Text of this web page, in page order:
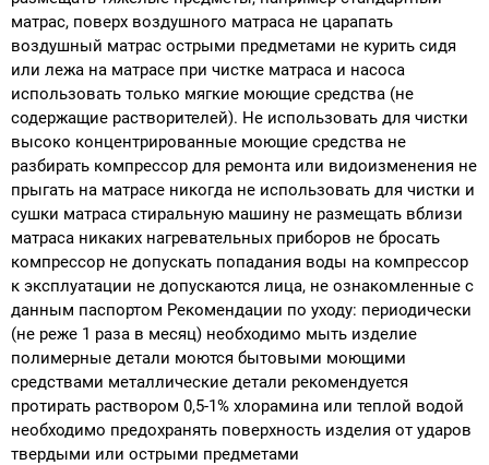
матрас, поверх воздушного матраса не царапать
воздушный матрас острыми предметами не курить сидя
или лежа на матрасе при чистке матраса и насоса
использовать только мягкие моющие средства (не
содержащие растворителей). Не использовать для чистки
высоко концентрированные моющие средства не
разбирать компрессор для ремонта или видоизменения не
прыгать на матрасе никогда не использовать для чистки и
сушки матраса стиральную машину не размещать вблизи
матраса никаких нагревательных приборов не бросать
компрессор не допускать попадания воды на компрессор
к эксплуатации не допускаются лица, не ознакомленные с
данным паспортом Рекомендации по уходу: периодически
(не реже 1 раза в месяц) необходимо мыть изделие
полимерные детали моются бытовыми моющими
средствами металлические детали рекомендуется
протирать раствором 0,5-1% хлорамина или теплой водой
необходимо предохранять поверхность изделия от ударов
твердыми или острыми предметами